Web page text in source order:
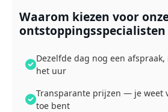
Waarom kiezen voor
Dezelfde dag nog een
het uur
Transparante prijzen — je weet
toe bent